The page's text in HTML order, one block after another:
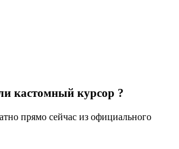
& Globgor
кастомный курсор ?
прямо сейчас из официального